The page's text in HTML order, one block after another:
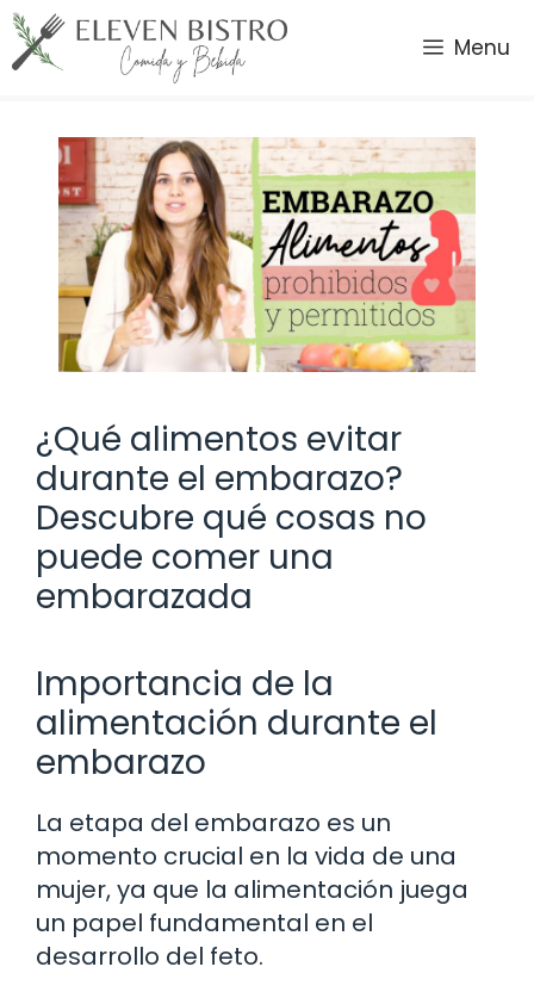
Saltar
al
contenido
Menu
¿Qué alimentos evitar
durante el embarazo?
Descubre qué cosas no
puede comer una
embarazada
Importancia de la
alimentación durante el
embarazo
La etapa del embarazo es un
momento crucial en la vida de una
mujer, ya que la alimentación juega
un papel fundamental en el
desarrollo del feto.